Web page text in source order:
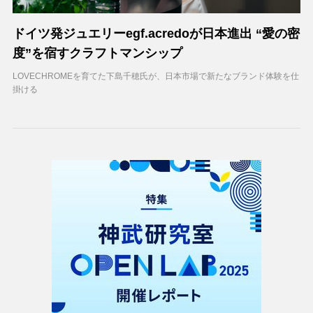
ドイツ発ジュエリーegf.acredoが日本進出 “愛の密
度”を宿すクラフトマンシップ
LOVECHROMEを育てた下島千穂氏が、日本市場で新たなブランド体験を仕
掛ける